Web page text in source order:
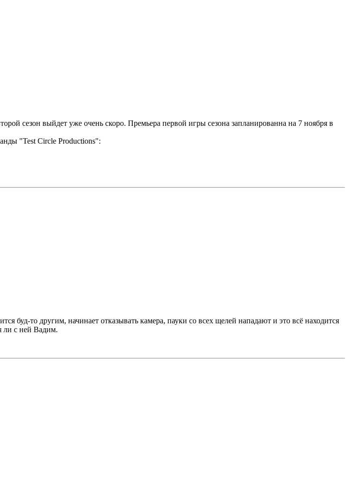
сезон выйдет уже очень скоро. Премьера первой игры сезона запланированна на 7 ноября в
"Test Circle Productions":
буд-то другим, начинает отказывать камера, пауки со всех щелей нападают и это всё находится
ли с ней Вадим.